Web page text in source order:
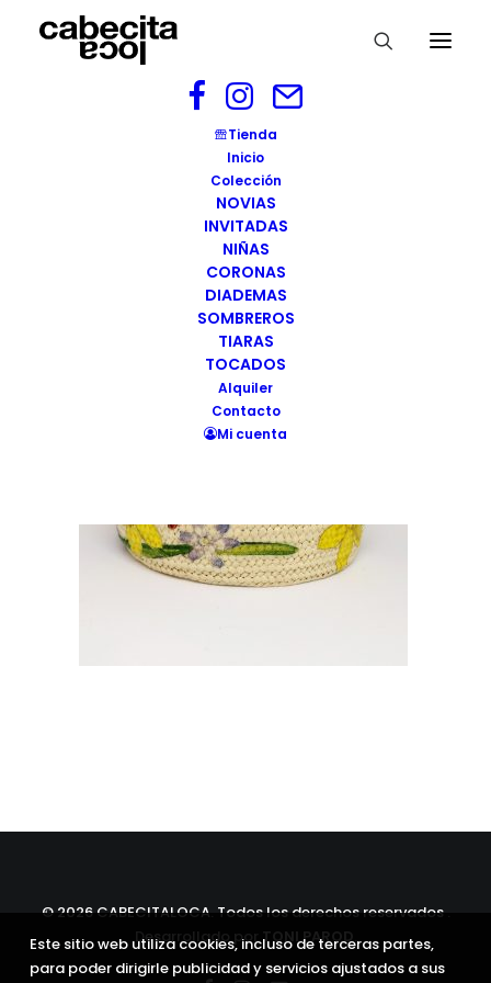
Tienda
Inicio
Colección
NOVIAS
INVITADAS
NIÑAS
CORONAS
DIADEMAS
SOMBREROS
TIARAS
TOCADOS
Alquiler
Contacto
Mi cuenta
Diadema Turin. Cabecitaloca (2)
Diadema TURIN
Diadema Turin. Cabecitaloca (2)
© 2026 CABECITALOCA. Todos los derechos reservados .
Desarrollado porTONI PAROD.
Este sitio web utiliza cookies, incluso de terceras partes,
para poder dirigirle publicidad y servicios ajustados a sus